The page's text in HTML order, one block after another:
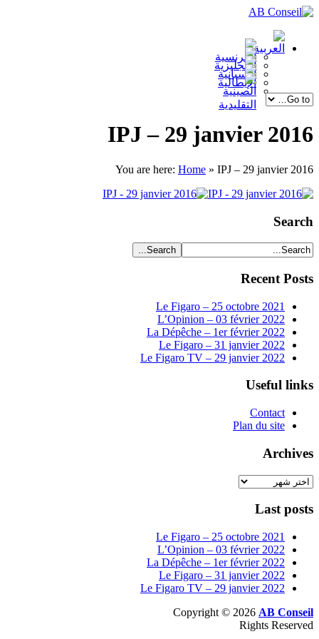
IPJ – 29 janvier 2016
You are here: Home » IPJ – 29 janvier 2016
Search
Recent Posts
Le Figaro – 25 octobre 2021
L’Opinion – 03 février 2022
La Dépêche – 1er février 2022
Le Figaro – 31 janvier 2022
Le Figaro TV – 29 janvier 2022
Useful links
Contact
Plan du site
Archives
Archives
Last posts
Le Figaro – 25 octobre 2021
L’Opinion – 03 février 2022
La Dépêche – 1er février 2022
Le Figaro – 31 janvier 2022
Le Figaro TV – 29 janvier 2022
Copyright © 2026 AB Conseil
Rights Reserved